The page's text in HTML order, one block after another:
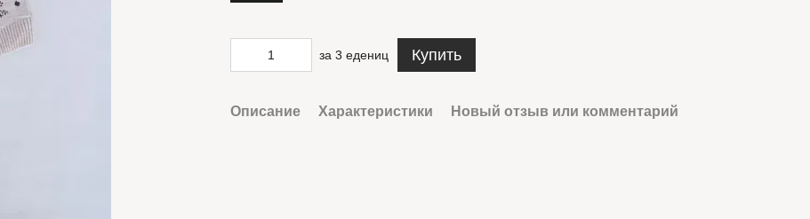
за 3 едениц Купить
Описание Характеристики Новый отзыв или комментарий